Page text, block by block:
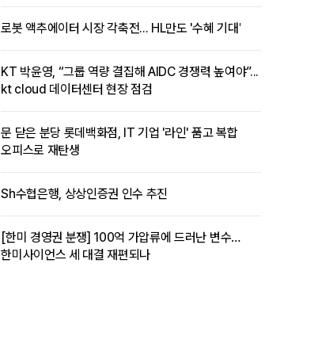
로봇 액추에이터 시장 각축전... HL만도 '수혜 기대'
KT 박윤영, “그룹 역량 결집해 AIDC 경쟁력 높여야”...
kt cloud 데이터센터 현장 점검
문 닫은 분당 롯데백화점, IT 기업 '라인' 품고 복합
오피스로 재탄생
Sh수협은행, 상상인증권 인수 추진
[한미 경영권 분쟁] 100억 가압류에 드러난 변수…
한미사이언스 세 대결 재편되나